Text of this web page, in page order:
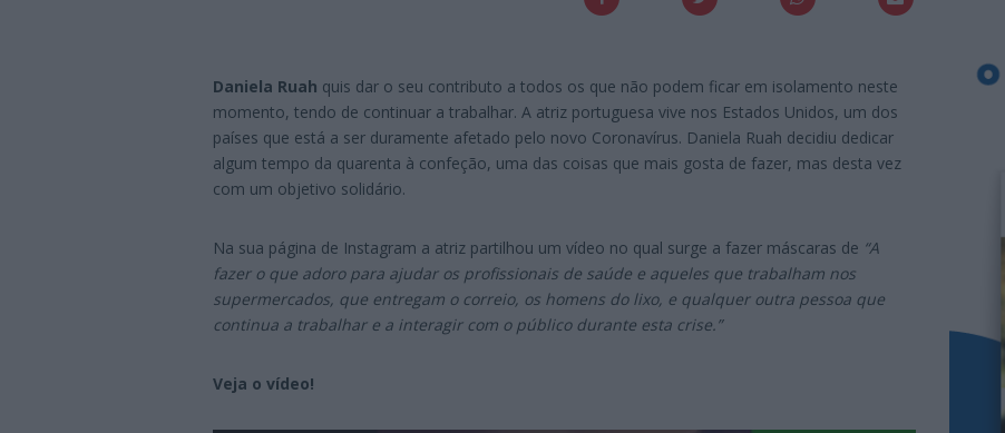
Daniela Ruah quis dar o seu contributo a todos os que não podem ficar em isolamento neste
momento, tendo de continuar a trabalhar. A atriz portuguesa vive nos Estados Unidos, um dos
países que está a ser duramente afetado pelo novo Coronavírus. Daniela Ruah decidiu dedicar
algum tempo da quarenta à confeção, uma das coisas que mais gosta de fazer, mas desta vez
com um objetivo solidário.
Na sua página de Instagram a atriz partilhou um vídeo no qual surge a fazer máscaras de “A
fazer o que adoro para ajudar os profissionais de saúde e aqueles que trabalham nos
supermercados, que entregam o correio, os homens do lixo, e qualquer outra pessoa que
continua a trabalhar e a interagir com o público durante esta crise.”
Veja o vídeo!